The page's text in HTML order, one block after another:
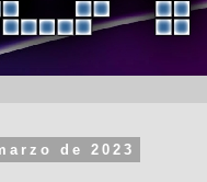
de 2023